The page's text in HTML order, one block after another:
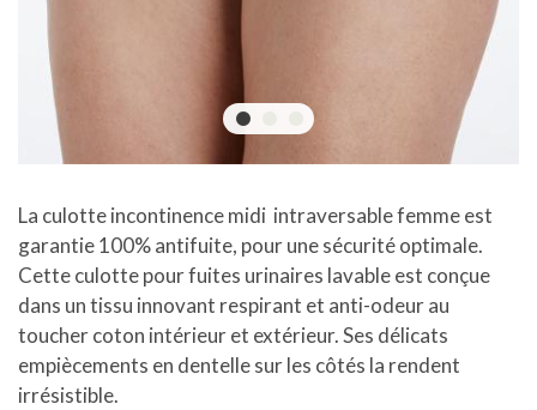
La culotte incontinence midi intraversable femme est
garantie 100% antifuite, pour une sécurité optimale.
Cette culotte pour fuites urinaires lavable est conçue
dans un tissu innovant respirant et anti-odeur au
toucher coton intérieur et extérieur. Ses délicats
empiècements en dentelle sur les côtés la rendent
irrésistible.